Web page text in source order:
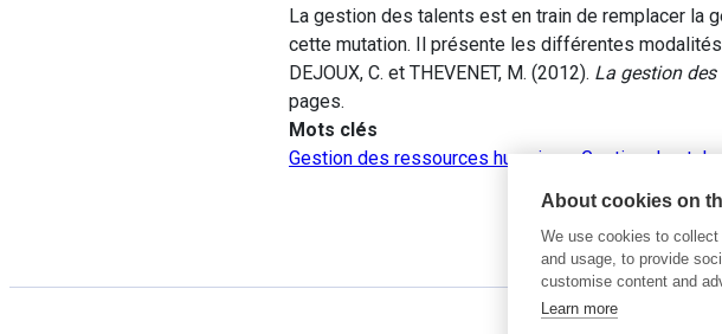
La gestion des talents est en train de remplacer la
cette mutation. Il présente les différentes
DEJOUX, C. et THEVENET, M. (2012). La gestion des
pages.
Mots clés
Gestion des ressources humaines,Gestion des
About cookies on
We use cookies to
and usage, to provide
customise content and
Learn more